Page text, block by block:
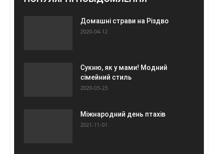
Домашні страви на Різдво
2020-04-12
Сукню, як у мами! Модний
сімейний стиль
2020-03-23
Міжнародний день птахів
2021-11-01